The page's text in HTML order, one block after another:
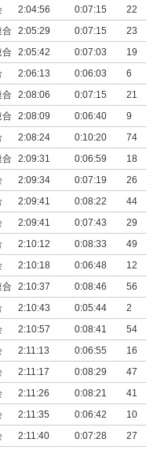
2:04:56 0:07:15 22
合 2:05:29 0:07:15 23
合 2:05:42 0:07:03 19
2:06:13 0:06:03 6
合 2:08:06 0:07:15 21
2:08:09 0:06:40 9
2:08:24 0:10:20 74
合 2:09:31 0:06:59 18
2:09:34 0:07:19 26
2:09:41 0:08:22 44
2:09:41 0:07:43 29
2:10:12 0:08:33 49
2:10:18 0:06:48 12
2:10:37 0:08:46 56
2:10:43 0:05:44 2
2:10:57 0:08:41 54
2:11:13 0:06:55 16
2:11:17 0:08:29 47
2:11:26 0:08:21 41
2:11:35 0:06:42 10
2:11:40 0:07:28 27